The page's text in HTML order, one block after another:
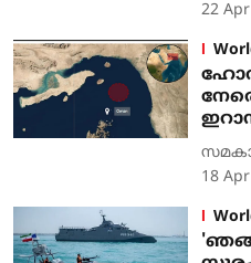
22
18